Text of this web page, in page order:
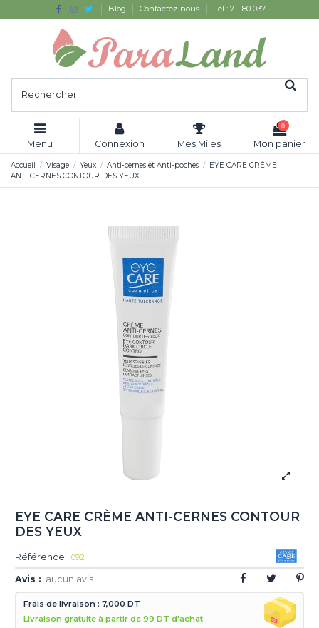
Blog Contactez-nous Tél : 71 180 037
Menu Connexion Mes Miles
0
Mon panier
Accueil Visage Yeux Anti-cernes et Anti-poches
EYE CARE CRÈME
ANTI-CERNES CONTOUR DES YEUX
EYE CARE CRÈME ANTI-CERNES CONTOUR
DES YEUX
Référence : 092
Avis : aucun avis
Frais de livraison : 7,000 DT
Livraison gratuite à partir de 99 DT d'achat